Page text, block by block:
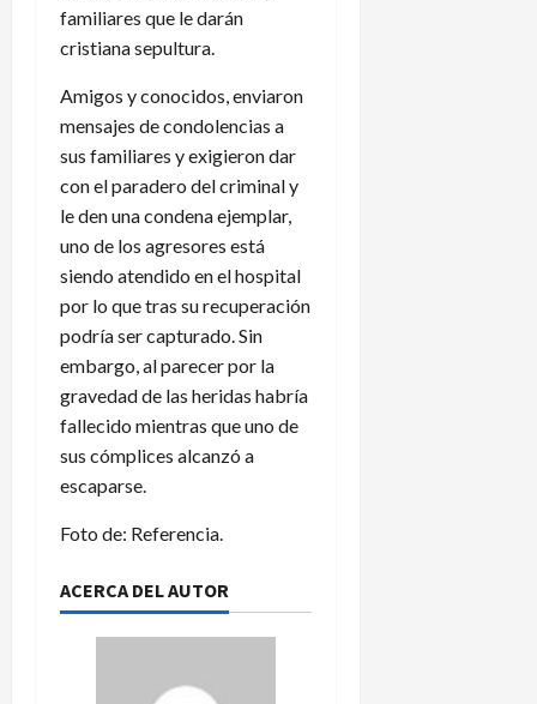
familiares que le darán
cristiana sepultura.
Amigos y conocidos, enviaron
mensajes de condolencias a
sus familiares y exigieron dar
con el paradero del criminal y
le den una condena ejemplar,
uno de los agresores está
siendo atendido en el hospital
por lo que tras su recuperación
podría ser capturado. Sin
embargo, al parecer por la
gravedad de las heridas habría
fallecido mientras que uno de
sus cómplices alcanzó a
escaparse.
Foto de: Referencia.
ACERCA DEL AUTOR